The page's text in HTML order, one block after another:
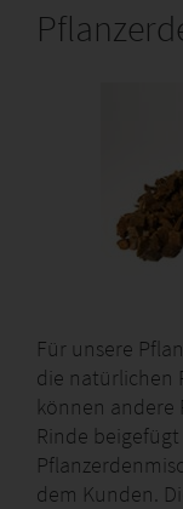
Für unsere
die natürlichen
können andere
Rinde
dem Kunden.